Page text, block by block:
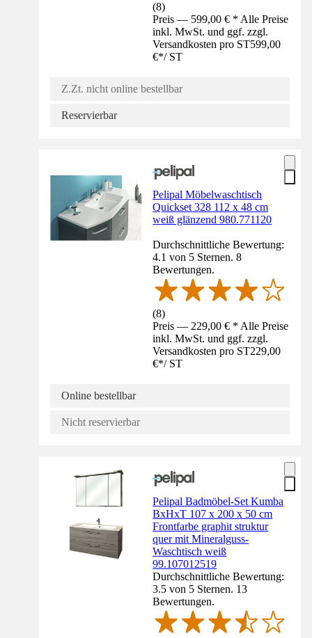
(8)
Preis — 599,00 € * Alle Preise
inkl. MwSt. und ggf. zzgl.
Versandkosten pro ST599,00
€*/ ST
Z.Zt. nicht online bestellbar
Reservierbar
Pelipal Möbelwaschtisch
Quickset 328 112 x 48 cm
weiß glänzend 980.771120
Durchschnittliche Bewertung:
4.1 von 5 Sternen. 8
Bewertungen.
(8)
Preis — 229,00 € * Alle Preise
inkl. MwSt. und ggf. zzgl.
Versandkosten pro ST229,00
€*/ ST
Online bestellbar
Nicht reservierbar
Pelipal Badmöbel-Set Kumba
BxHxT 107 x 200 x 50 cm
Frontfarbe graphit struktur
quer mit Mineralguss-
Waschtisch weiß
99.107012519
Durchschnittliche Bewertung:
3.5 von 5 Sternen. 13
Bewertungen.